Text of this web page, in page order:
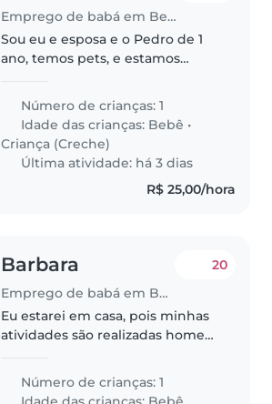
Emprego de babá em Belo Horizonte
Sou eu e esposa e o Pedro de 1
ano, temos pets, e estamos
horários esporádicos, sem muita
preocupação com outras coisas,
foco é somente no bebê, temos
dias..
Número de crianças: 1
Idade das crianças: Bebê •
Criança (Creche)
Última atividade: há 3 dias
R$ 25,00/hora
Barbara
Emprego de babá em Belo Horizonte
20
Eu estarei em casa, pois minhas
atividades são realizadas home
Número de crianças: 1